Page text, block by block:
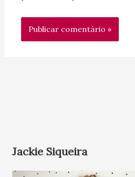
Jackie Siqueira